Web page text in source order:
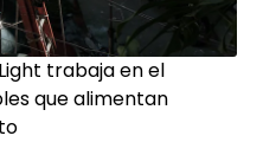
trabaja en el
que alimentan